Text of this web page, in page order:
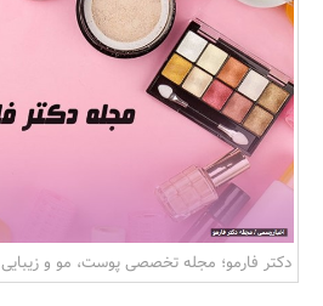
دکتر فارمو؛ مجله تخصصی پوست، مو و زیبایی